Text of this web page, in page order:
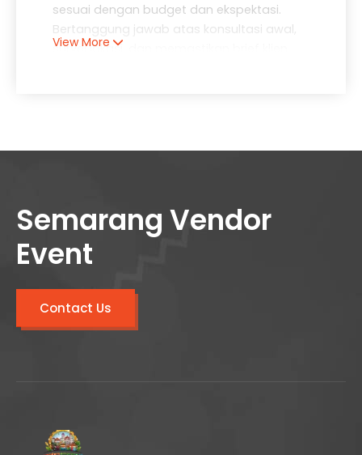
sesuai dengan budget dan ekspektasi.
Bertanggung jawab atas konsultasi awal,
survei lokasi, dan memastikan brief klien
View More
Semarang Vendor
Event
Contact Us